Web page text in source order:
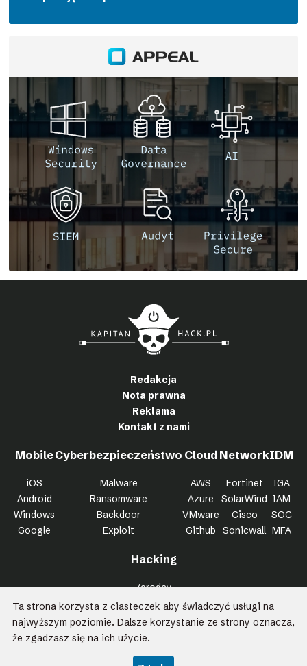
Redakcja
Nota prawna
Reklama
Kontakt z nami
Mobile
iOS
Android
Windows
Google
Cyberbezpieczeństwo
Malware
Ransomware
Backdoor
Exploit
Cloud
AWS
Azure
VMware
Github
Network
Fortinet
SolarWind
Cisco
Sonicwall
IDM
IGA
IAM
SOC
MFA
Hacking
Zeroday
Bypass
Trojan
Killchain
Wszystkie prawa zastrzeżone Kapitan Hack 2026
Ta strona korzysta z ciasteczek aby świadczyć usługi na
najwyższym poziomie. Dalsze korzystanie ze strony oznacza,
że zgadzasz się na ich użycie.